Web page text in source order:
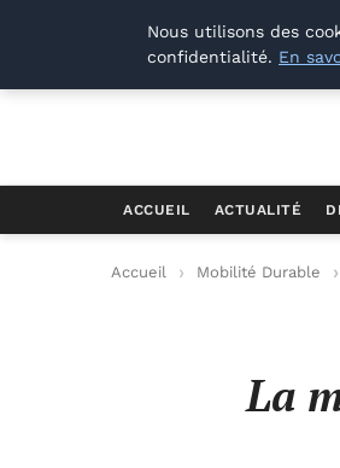
Offways.fr
ACCUEIL ACTUALITÉ
Accueil Mobilité Durable
La
Nous utilisons des
confidentialité. En